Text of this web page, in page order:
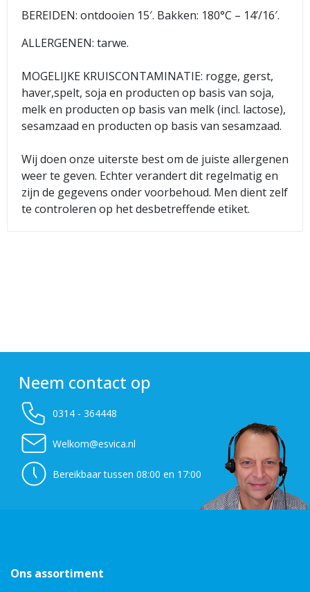
BEREIDEN: ontdooien 15′. Bakken: 180°C – 14’/16′.
ALLERGENEN: tarwe.
MOGELIJKE KRUISCONTAMINATIE: rogge, gerst,
haver,spelt, soja en producten op basis van soja,
melk en producten op basis van melk (incl. lactose),
sesamzaad en producten op basis van sesamzaad.
Wij doen onze uiterste best om de juiste allergenen
weer te geven. Echter verandert dit regelmatig en
zijn de gegevens onder voorbehoud. Men dient zelf
te controleren op het desbetreffende etiket.
Neem contact op
0314 - 364448
Welkom@esvica.nl
Bereikbaar tussen 08:00 en 17:00
Ons assortiment